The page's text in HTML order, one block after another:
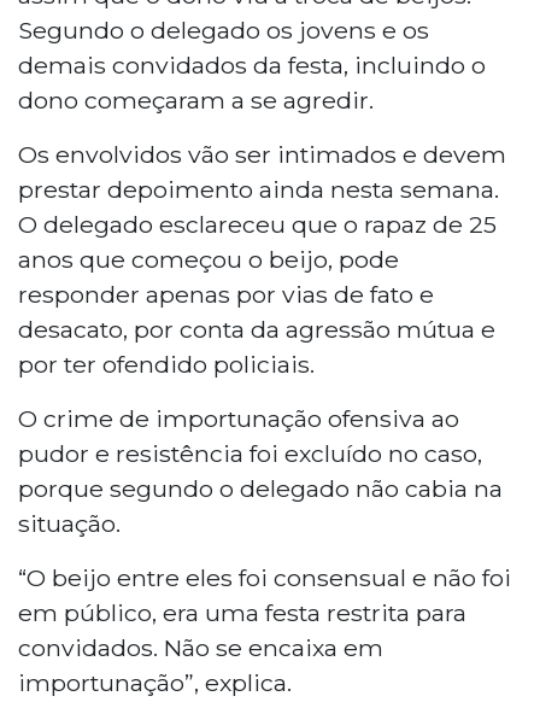
Segundo o delegado os jovens e os
demais convidados da festa, incluindo o
dono começaram a se agredir.
Os envolvidos vão ser intimados e devem
prestar depoimento ainda nesta semana.
O delegado esclareceu que o rapaz de 25
anos que começou o beijo, pode
responder apenas por vias de fato e
desacato, por conta da agressão mútua e
por ter ofendido policiais.
O crime de importunação ofensiva ao
pudor e resistência foi excluído no caso,
porque segundo o delegado não cabia na
situação.
“O beijo entre eles foi consensual e não foi
em público, era uma festa restrita para
convidados. Não se encaixa em
importunação”, explica.